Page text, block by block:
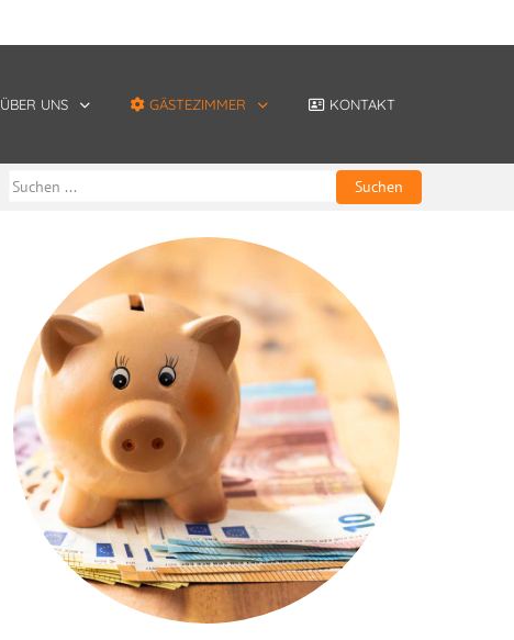
ÜBER UNS GÄSTEZIMMER KONTAKT
Suchen